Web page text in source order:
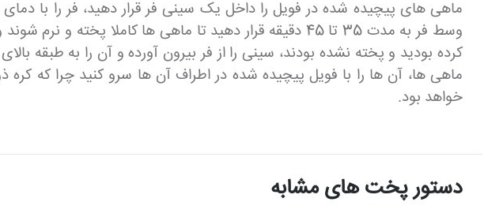
وسط فر به مدت 35 تا 45 دقیقه قرار دهید تا ماهی ها
ماهی ها، آن ها را با فویل پیچیده شده در اطراف آن ها سرو کنید چرا که
خواهد بود.
دستور پخت های مشابه